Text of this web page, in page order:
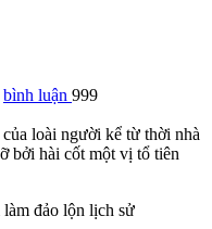
bình luận 999
loài người kể từ thời nhà
bởi hài cốt một vị tổ tiên